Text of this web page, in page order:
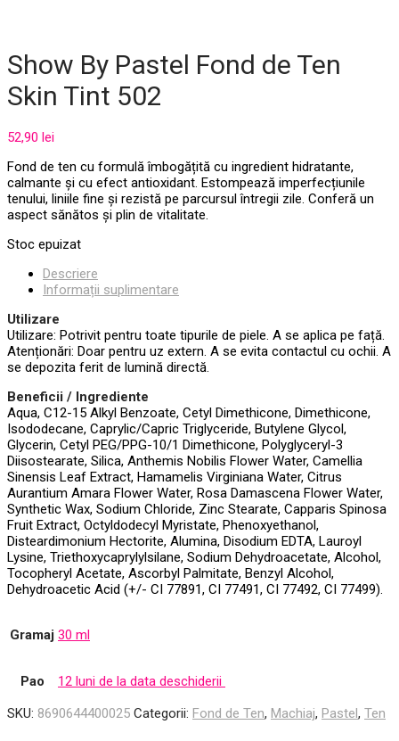
Show By Pastel Fond de Ten
Skin Tint 502
52,90 lei
Fond de ten cu formulă îmbogățită cu ingredient hidratante,
calmante și cu efect antioxidant. Estompează imperfecțiunile
tenului, liniile fine și rezistă pe parcursul întregii zile. Conferă un
aspect sănătos și plin de vitalitate.
Stoc epuizat
Descriere
Informații suplimentare
Utilizare
Utilizare: Potrivit pentru toate tipurile de piele. A se aplica pe față.
Atenționări: Doar pentru uz extern. A se evita contactul cu ochii. A
se depozita ferit de lumină directă.
Beneficii / Ingrediente
Aqua, C12-15 Alkyl Benzoate, Cetyl Dimethicone, Dimethicone,
Isododecane, Caprylic/Capric Triglyceride, Butylene Glycol,
Glycerin, Cetyl PEG/PPG-10/1 Dimethicone, Polyglyceryl-3
Diisostearate, Silica, Anthemis Nobilis Flower Water, Camellia
Sinensis Leaf Extract, Hamamelis Virginiana Water, Citrus
Aurantium Amara Flower Water, Rosa Damascena Flower Water,
Synthetic Wax, Sodium Chloride, Zinc Stearate, Capparis Spinosa
Fruit Extract, Octyldodecyl Myristate, Phenoxyethanol,
Disteardimonium Hectorite, Alumina, Disodium EDTA, Lauroyl
Lysine, Triethoxycaprylylsilane, Sodium Dehydroacetate, Alcohol,
Tocopheryl Acetate, Ascorbyl Palmitate, Benzyl Alcohol,
Dehydroacetic Acid (+/- CI 77891, CI 77491, CI 77492, CI 77499).
Gramaj 30 ml
Pao
12 luni de la data deschiderii
SKU: 8690644400025 Categorii: Fond de Ten, Machiaj, Pastel, Ten